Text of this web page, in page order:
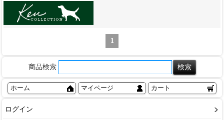
1
商品検索
ホーム マイページ カート
ログイン